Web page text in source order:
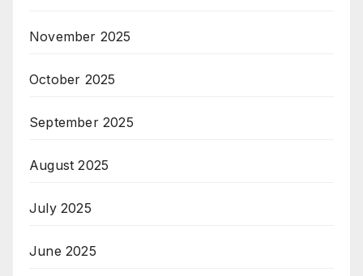
November 2025
October 2025
September 2025
August 2025
July 2025
June 2025